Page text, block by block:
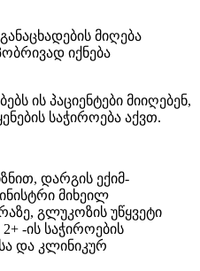
მიღება
იქნება
ის პაციენტები მიიღებენ,
საჭიროება აქვთ.
დარგის ექიმ-
მიხეილ
გლუკოზის უწყვეტი
-ის საჭიროების
და კლინიკურ